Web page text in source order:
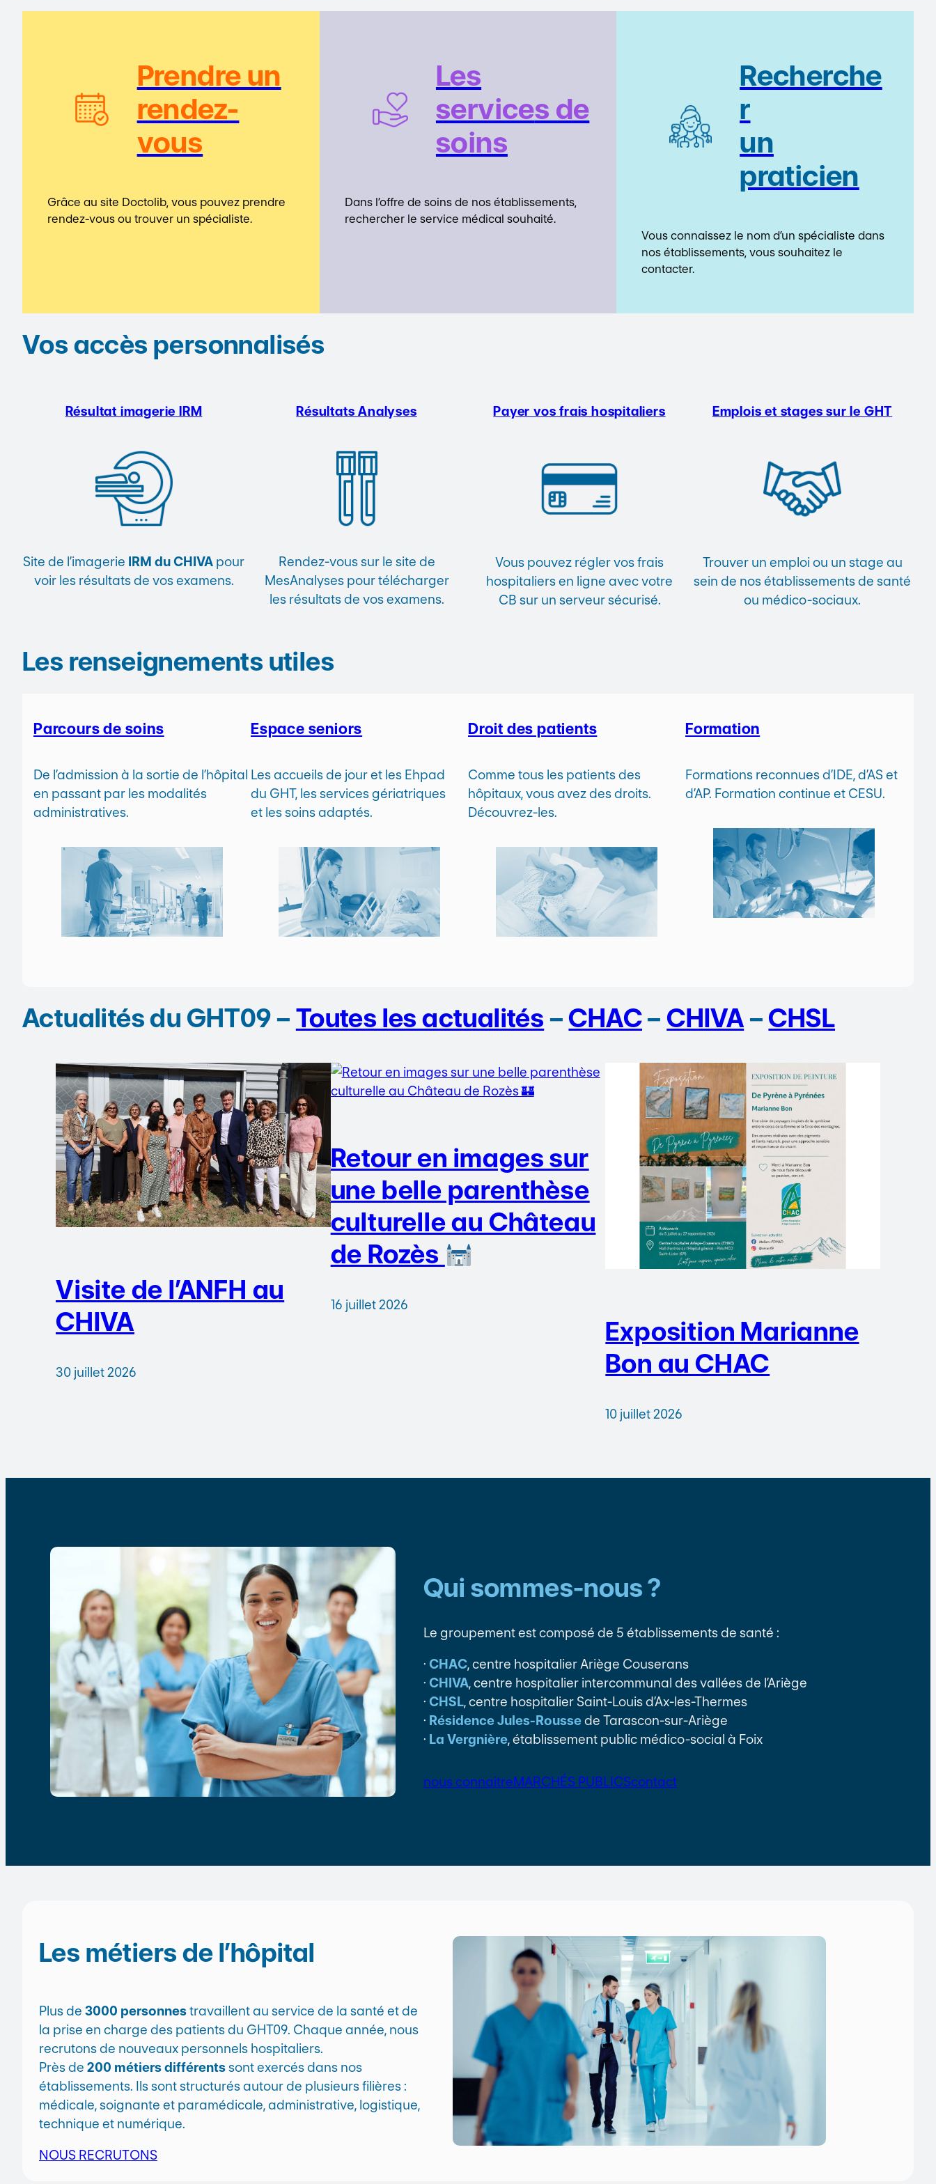
Prendre un
rendez-
vous
Grâce au site Doctolib, vous pouvez prendre
rendez-vous ou trouver un spécialiste.
Les
services de
soins
Dans l’offre de soins de nos établissements,
rechercher le service médical souhaité.
Recherche
r
un
praticien
Vous connaissez le nom d’un spécialiste dans
nos établissements, vous souhaitez le
contacter.
Vos accès personnalisés
Résultat imagerie IRM
Site de l’imagerie IRM du CHIVA pour
voir les résultats de vos examens.
Résultats Analyses
Rendez-vous sur le site de
MesAnalyses pour télécharger
les résultats de vos examens.
Payer vos frais hospitaliers
Vous pouvez régler vos frais
hospitaliers en ligne avec votre
CB sur un serveur sécurisé.
Emplois et stages sur le GHT
Trouver un emploi ou un stage au
sein de nos établissements de santé
ou médico-sociaux.
Les renseignements utiles
Parcours de soins
De l’admission à la sortie de l’hôpital
en passant par les modalités
administratives.
Espace seniors
Les accueils de jour et les Ehpad
du GHT, les services gériatriques
et les soins adaptés.
Droit des patients
Comme tous les patients des
hôpitaux, vous avez des droits.
Découvrez-les.
Formation
Formations reconnues d’IDE, d’AS et
d’AP. Formation continue et CESU.
Actualités du GHT09 – Toutes les actualités – CHAC– CHIVA – CHSL
Visite de l’ANFH au
CHIVA
30 juillet 2026
Retour en images sur
une belle parenthèse
culturelle au Château
de Rozès
16 juillet 2026
Exposition Marianne
Bon au CHAC
10 juillet 2026
Qui sommes-nous ?
Le groupement est composé de 5 établissements de santé :
· CHAC, centre hospitalier Ariège Couserans
· CHIVA, centre hospitalier intercommunal des vallées de l’Ariège
· CHSL, centre hospitalier Saint-Louis d’Ax-les-Thermes
· Résidence Jules-Roussede Tarascon-sur-Ariège
· La Vergnière, établissement public médico-social à Foix
nous connaitreMARCHÉS PUBLICScontact
Les métiers de l’hôpital
Plus de 3000 personnestravaillent au service de la santé et de
la prise en charge des patients du GHT09. Chaque année, nous
recrutons de nouveaux personnels hospitaliers.
Près de 200 métiers différentssont exercés dans nos
établissements. Ils sont structurés autour de plusieurs filières :
médicale, soignante et paramédicale, administrative, logistique,
technique et numérique.
NOUS RECRUTONS